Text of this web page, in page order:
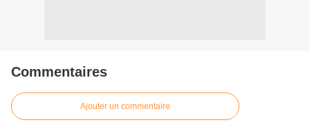
Commentaires
Ajouter un commentaire